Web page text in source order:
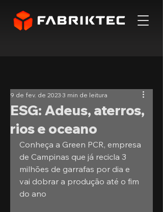
ESG: Adeus, aterros,
rios e oceano
9 de fev. de 2023 3 min de leitura
Conheça a Green PCR, empresa
de Campinas que já recicla 3
milhões de garrafas por dia e
vai dobrar a produção até o fim
do ano